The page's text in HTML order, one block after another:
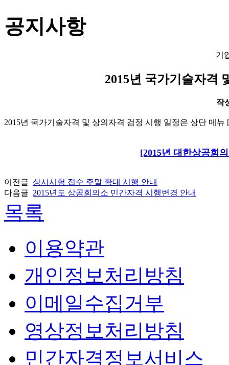
공지사항
기
2015년 국가기술자격
작
2015년 국가기술자격 및 상의자격 검정 시행 일정은 상단 메
[2015년 대한상공회
이전글 상시시험 접수 주말 확대 시행 안내
다음글 2015년도 상공회의소 민간자격 시행변경 안내
목록
이용약관
개인정보처리방침
이메일수집거부
영상정보처리방침
민간자격정보서비스